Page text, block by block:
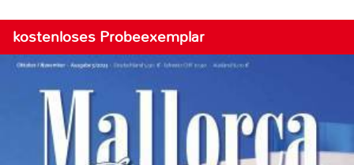
kostenloses Probeexemplar